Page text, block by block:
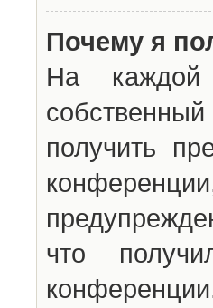
Почему я
На каждой
получить
что